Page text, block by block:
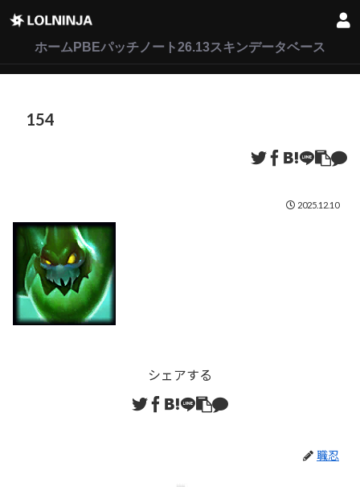
ホーム PBEパッチノート26.13スキンデータベース
154
2025.12.10
シェアする
職忍